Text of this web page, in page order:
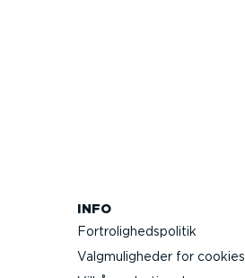
INFO
Fortro­lig­heds­po­litik
Valgmu­lig­heder for cookies